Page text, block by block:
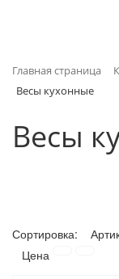
ИНТЕРЬЕР
Главная страница
Весы кухонные
Весы
Сортировка:
Цена